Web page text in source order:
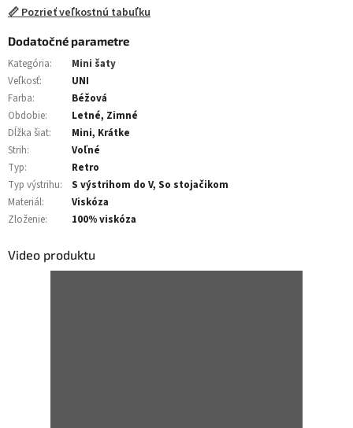
📏 Pozrieť veľkostnú tabuľku
Dodatočné parametre
Kategória:
Mini šaty
Veľkosť:
UNI
Farba:
Béžová
Obdobie:
Letné, Zimné
Dĺžka šiat:
Mini, Krátke
Strih:
Voľné
Typ:
Retro
Typ výstrihu:
S výstrihom do V, So stojačikom
Materiál:
Viskóza
Zloženie: 100% viskóza
Video produktu